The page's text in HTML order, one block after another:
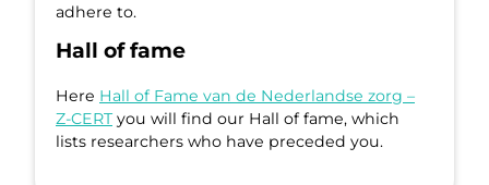
adhere to.
Hall of fame
Here Hall of Fame van de Nederlandse zorg –
Z-CERT you will find our Hall of fame, which
lists researchers who have preceded you.